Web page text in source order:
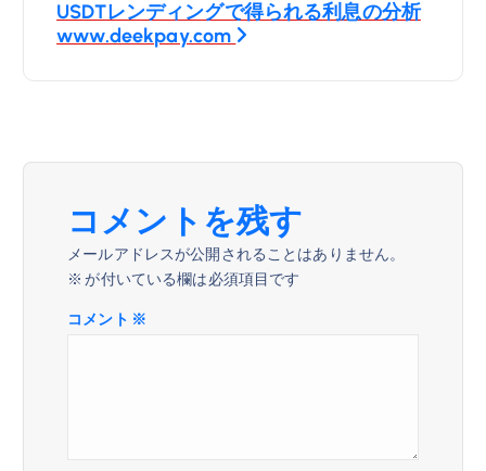
ビUSDTレンディングで得られる利息の分析
www.deekpay.com
コメントを残す
メールアドレスが公開されることはありません。
※ が付いている欄は必須項目です
コメント ※